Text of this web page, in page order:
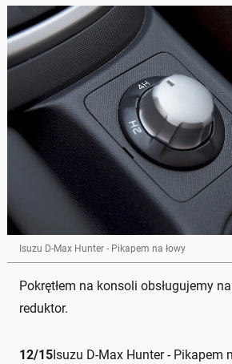
Isuzu D-Max Hunter - Pikapem na łowy
Pokrętłem na konsoli obsługujemy
reduktor.
12/15 Isuzu D-Max Hunter - Pikapem